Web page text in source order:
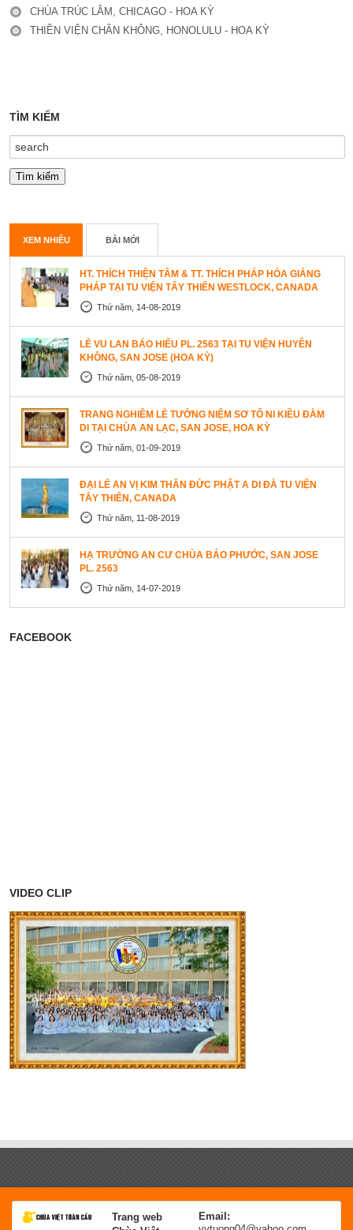
CHÙA TRÚC LÂM, CHICAGO - HOA KỲ
THIỀN VIỆN CHÂN KHÔNG, HONOLULU - HOA KỲ
TÌM KIẾM
XEM NHIỀU BÀI MỚI
HT. THÍCH THIỆN TÂM & TT. THÍCH PHÁP HÒA GIẢNG
PHÁP TẠI TU VIỆN TÂY THIÊN WESTLOCK, CANADA
Thứ năm, 14-08-2019
LỄ VU LAN BÁO HIẾU PL. 2563 TẠI TU VIỆN HUYỀN
KHÔNG, SAN JOSE (HOA KỲ)
Thứ năm, 05-08-2019
TRANG NGHIÊM LỄ TƯỞNG NIỆM SƠ TỔ NI KIỀU ĐÀM
DI TẠI CHÙA AN LẠC, SAN JOSE, HOA KỲ
Thứ năm, 01-09-2019
ĐẠI LỄ AN VỊ KIM THÂN ĐỨC PHẬT A DI ĐÀ TU VIỆN
TÂY THIÊN, CANADA
Thứ năm, 11-08-2019
HẠ TRƯỜNG AN CƯ CHÙA BẢO PHƯỚC, SAN JOSE
PL. 2563
Thứ năm, 14-07-2019
FACEBOOK
VIDEO CLIP
Trang web
Email: